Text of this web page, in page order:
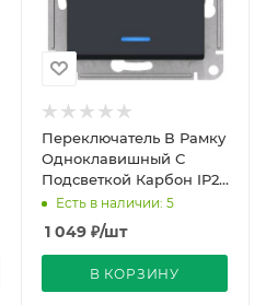
Переключатель В Рамку
Одноклавишный С
Подсветкой Карбон IP20
10А 250В ATLASDESIGN
Есть в наличии: 5
1 049 ₽/шт
В КОРЗИНУ